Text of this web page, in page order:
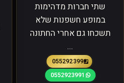
שתי חברות מדהימות
במופע חשפנות שלא
תשכחו גם אחרי החתונה
...
0552923991
0552923991